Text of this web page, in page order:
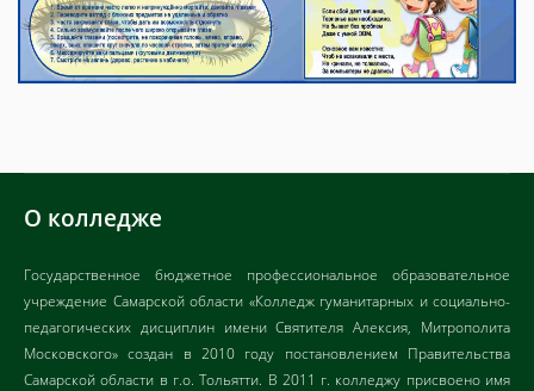
О колледже
Государственное бюджетное профессиональное образовательное
учреждение Самарской области «Колледж гуманитарных и социально-
педагогических дисциплин имени Святителя Алексия, Митрополита
Московского» создан в 2010 году постановлением Правительства
Самарской области в г.о. Тольятти. В 2011 г. колледжу присвоено имя